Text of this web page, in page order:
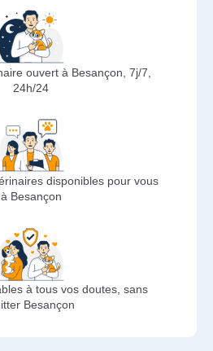
ouvert à Besançon, 7j/7,
24h/24
disponibles pour vous
à Besançon
à tous vos doutes, sans
Besançon